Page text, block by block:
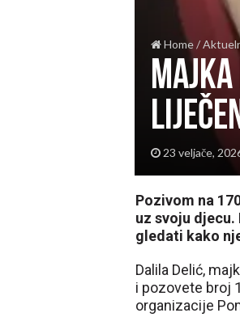
Home/
23 veljače,
Pozivom na
uz svoju
gledati kako
Dalila Delić,
i pozovete broj
organizacije